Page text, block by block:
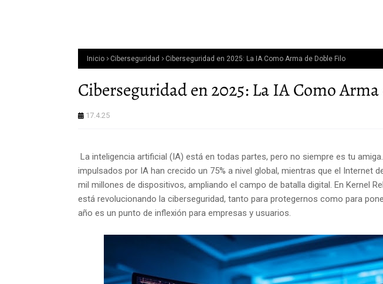
Inicio Ciberseguridad Ciberseguridad en 2025: La IA Como Arma de Doble Filo
Ciberseguridad en 2025: La IA Como
17.4.25
La inteligencia artificial (IA) está en todas partes, pero no siempre es tu
impulsados por IA han crecido un 75% a nivel global, mientras que el Internet
mil millones de dispositivos, ampliando el campo de batalla digital. En Kernel
está revolucionando la ciberseguridad, tanto para protegernos como para
año es un punto de inflexión para empresas y usuarios.